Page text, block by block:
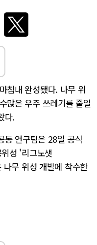
침내 완성됐다. 나무 위
많은 우주 쓰레기를 줄일
다.
동 연구팀은 28일 공식
성 '리그노샛
무 위성 개발에 착수한